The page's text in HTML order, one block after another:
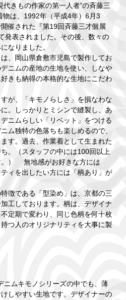
代きもの作家の第一人者”の斉藤三
物は、1992年（平成4年）6月3
催された『第19回斉藤三才個展
発表されました。その後、数々の
なりました。
、岡山県倉敷市児島で製作してお
ニムの産地の生地を使い、しなや
きも納得の本格的な生地にこだわ
が、「キモノらしさ」を損なわな
。しっかりとミシンで縫製し、あ
ニムらしい「リベット」をつける
ム独特の色落ちも楽しめるので、
す。過去、作業着として生まれた
。（スタッフの中には100回以上
。） 無地感がお好きな方には
ティを出したい方には「柄あり」が
徴である「型染め」は、京都の三
工しております。柄は、デザイナ
定期で変わり、同じ色柄を何十枚
つ人のオリジナリティを大事に製
ムキモノシリーズの中でも、薄
しやすい生地です。デザイナーの